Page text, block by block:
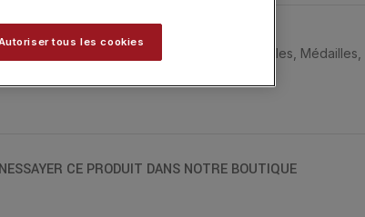
Médailles Médailles
ESSAYER CE PRODUIT DANS NOTRE BOUTIQUE
tous les cookies